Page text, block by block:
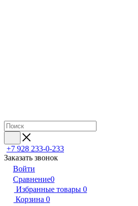
+7 928 233-0-233
Заказать звонок
Войти
Сравнение0
Избранные товары 0
Корзина 0